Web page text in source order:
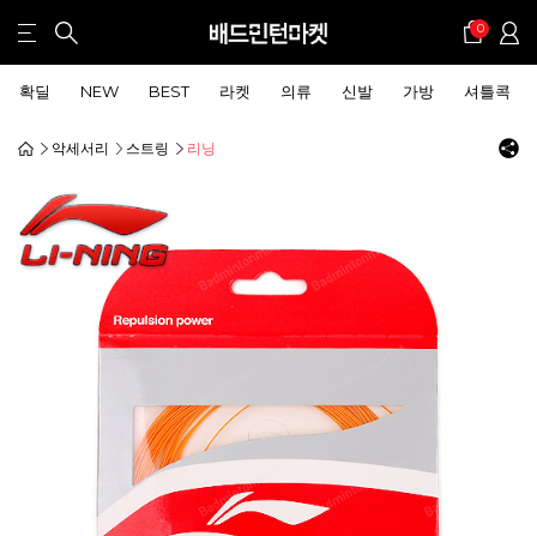
0
확딜 NEW BEST 라켓 의류 신발 가방 셔틀콕
악세서리 스트링 리닝